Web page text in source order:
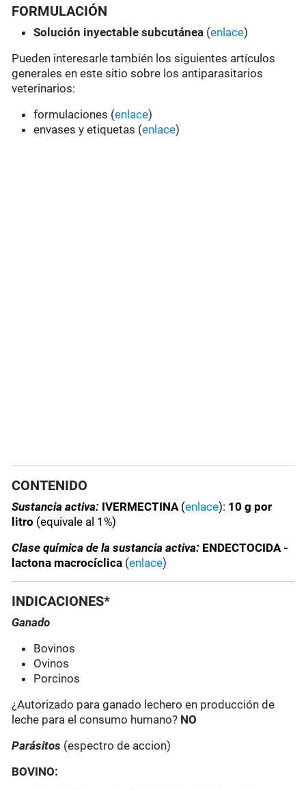
FORMULACIÓN
Solución inyectable subcutánea (enlace)
Pueden interesarle también los siguientes artículos
generales en este sitio sobre los antiparasitarios
veterinarios:
formulaciones (enlace)
envases y etiquetas (enlace)
CONTENIDO
Sustancia activa: IVERMECTINA(enlace): 10 g por
litro (equivale al 1%)
Clase química de la sustancia activa: ENDECTOCIDA -
lactona macrocíclica (enlace)
INDICACIONES*
Ganado
Bovinos
Ovinos
Porcinos
¿Autorizado para ganado lechero en producción de
leche para el consumo humano? NO
Parásitos (espectro de accion)
BOVINO: